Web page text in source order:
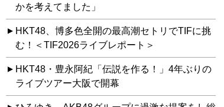
かを考えてました」
HKT48、博多色全開の最高潮セトリでTIFに挑
む！＜TIF2026ライブレポート＞
HKT48・豊永阿紀「伝説を作る！」4年ぶりの
ライブツアー大阪で開幕